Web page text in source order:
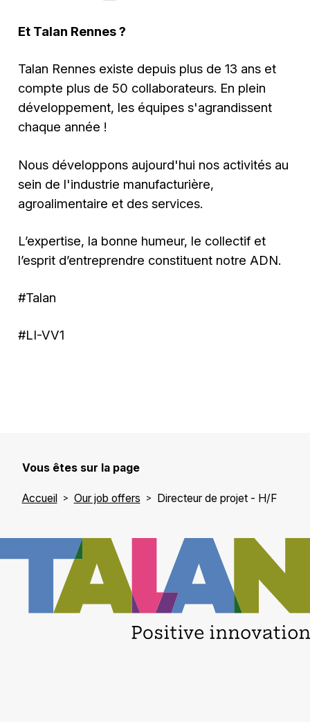
Et Talan Rennes ?
Talan Rennes existe depuis plus de 13 ans et
compte plus de 50 collaborateurs. En plein
développement, les équipes s'agrandissent
chaque année !
Nous développons aujourd'hui nos activités au
sein de l'industrie manufacturière,
agroalimentaire et des services.
L’expertise, la bonne humeur, le collectif et
l’esprit d’entreprendre constituent notre ADN.
#Talan
#LI-VV1
Vous êtes sur la page
Accueil Our job offers Directeur de projet - H/F